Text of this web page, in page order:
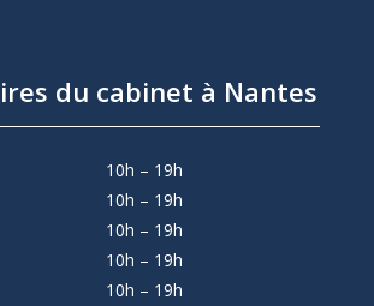
du cabinet à Nantes
10h – 19h
10h – 19h
10h – 19h
10h – 19h
10h – 19h